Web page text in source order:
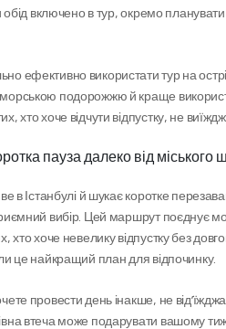
обід включено в тур, окремо
ефективно використати тур на
подорожжю й краще
хто хоче відчути відпустку, не
пауза далеко від міського
в Істанбулі й шукає коротке
вибір. Цей маршрут поєднує
хто хоче невелику відпустку без
це найкращий план для відпочинку.
провести день інакше, не
втеча може подарувати вашому